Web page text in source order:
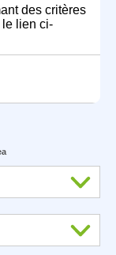
des critères
le lien ci-